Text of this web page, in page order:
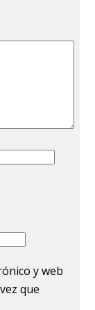
y web
que